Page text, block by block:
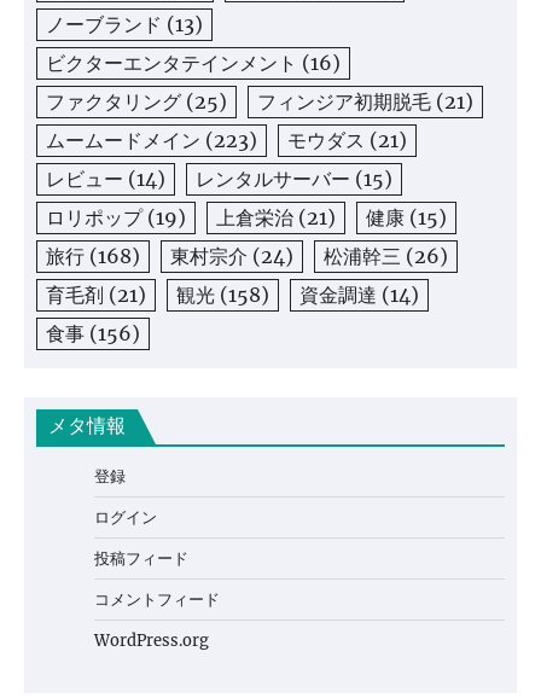
ノーブランド (13)
ビクターエンタテインメント (16)
ファクタリング (25) フィンジア初期脱毛 (21)
ムームードメイン (223) モウダス (21)
レビュー (14) レンタルサーバー (15)
ロリポップ(19) 上倉栄治 (21) 健康 (15)
旅行 (168) 東村宗介 (24) 松浦幹三 (26)
育毛剤 (21) 観光 (158) 資金調達 (14)
食事 (156)
メタ情報
登録
ログイン
投稿フィード
コメントフィード
WordPress.org